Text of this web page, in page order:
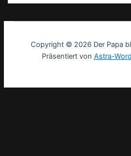
Copyright © 2026 Der Papa
Präsentiert von Astra-